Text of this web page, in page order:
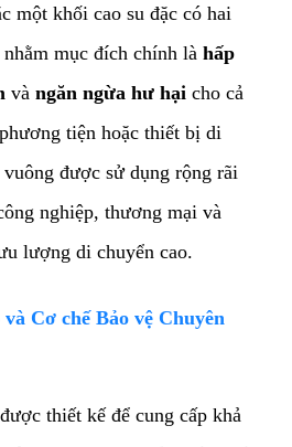
một khối cao su đặc có hai
mục đích chính là hấp
và ngăn ngừa hư hại cho cả
tiện hoặc thiết bị di
được sử dụng rộng rãi
nghiệp, thương mại và
lượng di chuyển cao.
Cơ chế Bảo vệ Chuyên
được thiết kế để cung cấp khả